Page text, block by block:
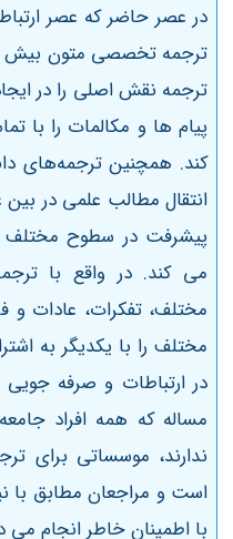
در عصر حاضر که عصر
ترجمه تخصصی متون بیش
ترجمه نقش اصلی را در
پیام ها و مکالمات را با
کند. همچنین ترجمه‌های
انتقال مطالب علمی در
پیشرفت در سطوح مختلف
می کند. در‌ واقع با
مختلف، تفکرات، عادات
مختلف را با یکدیگر به
در ارتباطات و صرفه
مساله که همه افراد
ندارند، موسساتی برای
است و مراجعان مطابق با
با اطمینان خاطر انجام می